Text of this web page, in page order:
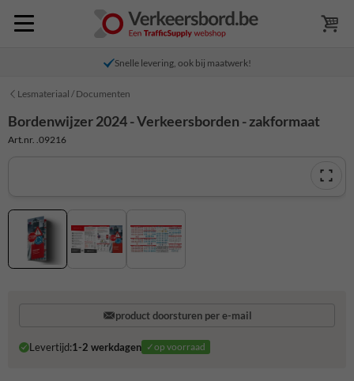
Snelle levering, ook bij maatwerk!
Lesmateriaal / Documenten
Bordenwijzer 2024 - Verkeersborden - zakformaat
Art.nr. .09216
product doorsturen per e-mail
Levertijd:1-2 werkdagen ✓op voorraad